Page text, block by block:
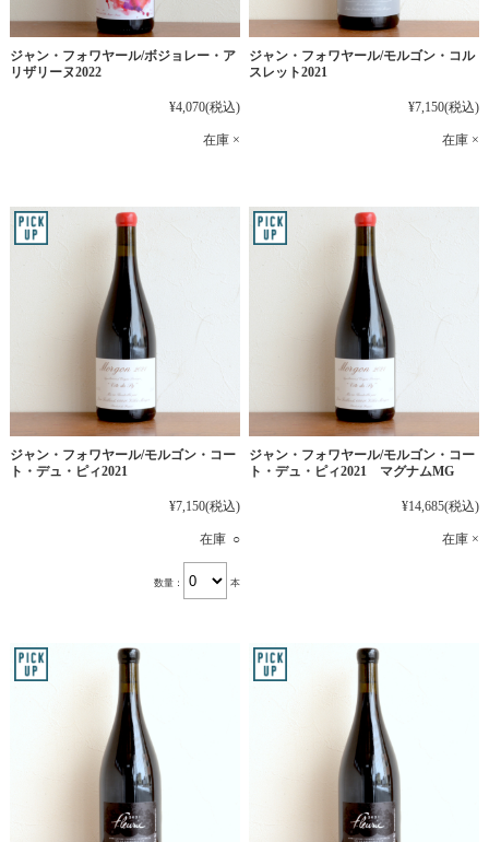
ジャン・フォワヤール/ボジョレー・ア
リザリーヌ2022
¥4,070(税込)
在庫 ×
ジャン・フォワヤール/モルゴン・コル
スレット2021
¥7,150(税込)
在庫 ×
ジャン・フォワヤール/モルゴン・コー
ト・デュ・ピィ2021
¥7,150(税込)
在庫 ○
数量： 本
ジャン・フォワヤール/モルゴン・コー
ト・デュ・ピィ2021 マグナムMG
¥14,685(税込)
在庫 ×